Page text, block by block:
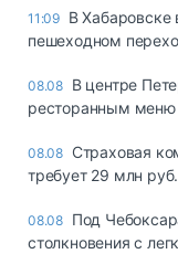
11:09 В Хабаровске
пешеходном
08.08 В центре
ресторанным меню
08.08 Страховая
требует 29 млн
08.08 Под
столкновения с